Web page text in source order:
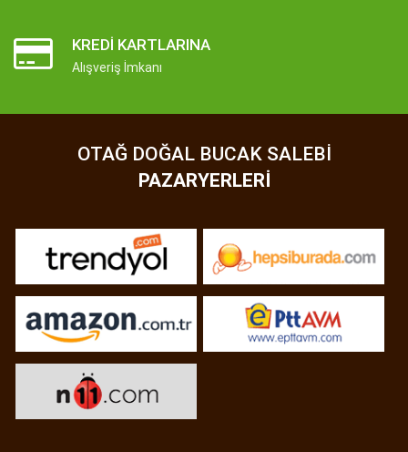
KREDI KARTLARINA
Alışveriş İmkanı
OTAĞ DOĞAL BUCAK SALEBI
PAZARYERLERI